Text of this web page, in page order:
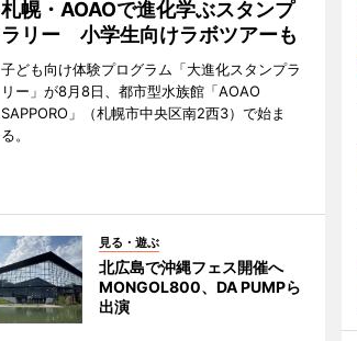
札幌・AOAOで進化学ぶスタンプ
ラリー 小学生向けラボツアーも
子ども向け体験プログラム「大進化スタンプラ
リー」が8月8日、都市型水族館「AOAO
SAPPORO」（札幌市中央区南2西3）で始ま
る。
見る・遊ぶ
北広島で沖縄フェス開催へ
MONGOL800、DA PUMPら
出演